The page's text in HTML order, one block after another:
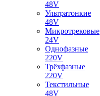
48V
Ультратонкие
48V
Микротрековые
24V
Однофазные
220V
Трёхфазные
220V
Текстильные
48V